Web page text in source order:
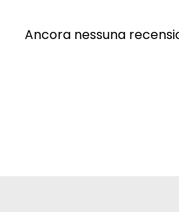
Ancora nessuna